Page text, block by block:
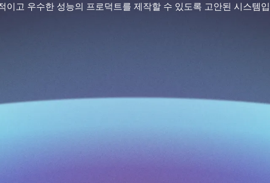
이고 우수한 성능의 프로덕트를 제작할 수 있도록 고안된 시스템